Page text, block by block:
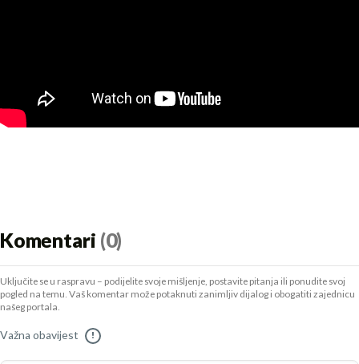
Komentari (0)
Uključite se u raspravu – podijelite svoje mišljenje, postavite pitanja ili ponudite svoj
pogled na temu. Vaš komentar može potaknuti zanimljiv dijalog i obogatiti zajednicu
našeg portala.
Važna obavijest !